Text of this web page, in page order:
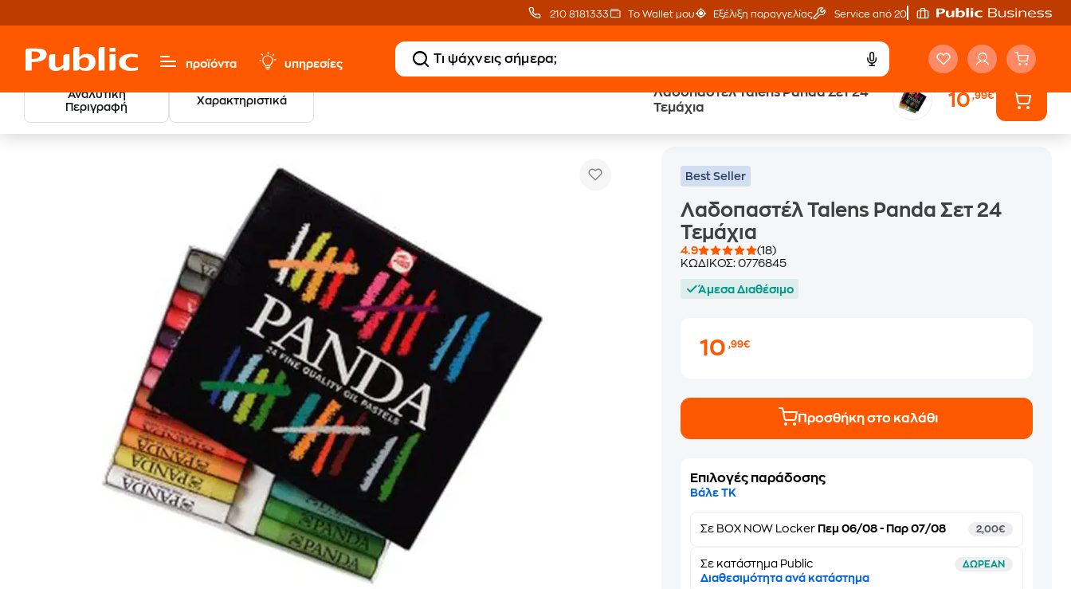
210 8181333 Το Wallet μου Εξέλιξη παραγγελίας Service από 20'
προϊόντα υπηρεσίες
Αναλυτική
Περιγραφή
Χαρακτηριστικά
Λαδοπαστέλ Talens Panda Σετ 24
Τεμάχια
10,99€
Χαρτικά & Γραφική Ύλη
Best Seller
Λαδοπαστέλ Talens Panda Σετ 24
Τεμάχια
4.9
(18)
ΚΩΔΙΚΟΣ:0776845
Άμεσα Διαθέσιμο
10,99€
Προσθήκη στο καλάθι
Επιλογές παράδοσης
Βάλε ΤΚ
Σε BOX NOW Locker Πεμ 06/08 - Παρ 07/08 2,00€
Σε κατάστημα Public ΔΩΡΕΑΝ
Διαθεσιμότητα ανά κατάστημα